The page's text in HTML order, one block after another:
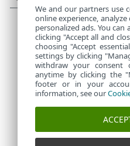
We and our partners use
online experience,
personalized ads. You
clicking "Accept all and
choosing "Accept
settings by clicking
withdraw your consent
anytime by clicking the
footer or in your
information, see our